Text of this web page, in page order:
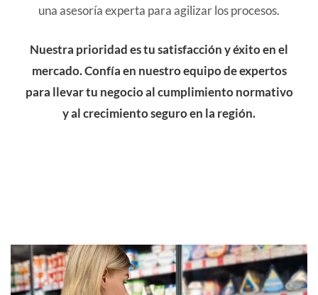
una asesoría experta para agilizar los procesos.
Nuestra prioridad es tu satisfacción y éxito en el
mercado. Confía en nuestro equipo de expertos
para llevar tu negocio al cumplimiento normativo
y al crecimiento seguro en la región.